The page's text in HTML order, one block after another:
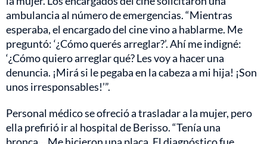
ambulancia al número de emergencias. “Mientras
esperaba, el encargado del cine vino a hablarme. Me
preguntó: ‘¿Cómo querés arreglar?’. Ahí me indigné:
‘¿Cómo quiero arreglar qué? Les voy a hacer una
denuncia. ¡Mirá si le pegaba en la cabeza a mi hija! ¡Son
unos irresponsables!’”.
Personal médico se ofreció a trasladar a la mujer, pero
ella prefirió ir al hospital de Berisso. “Tenía una